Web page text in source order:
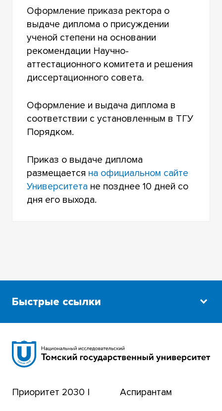
Оформление приказа ректора о
выдаче диплома о присуждении
ученой степени на основании
рекомендации Научно-
аттестационного комитета и решения
диссертационного совета.
Оформление и выдача диплома в
соответствии с установленным в ТГУ
Порядком.
Приказ о выдаче диплома
размещается на официальном сайте
Университета не позднее 10 дней со
дня его выхода.
Быстрые ссылки
Сибирский ботанический сад
Томский региональный центр коллективного
Приоритет 2030 | Аспирантам